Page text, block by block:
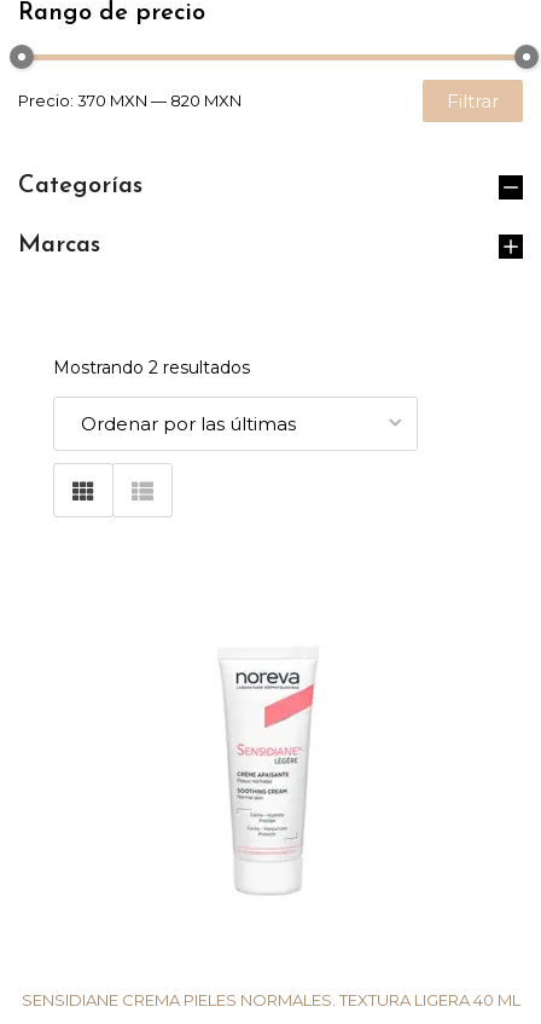
Rango de precio
Filtrar
Precio: 370 MXN — 820 MXN
Categorías
Marcas
Mostrando 2 resultados
SENSIDIANE CREMA PIELES NORMALES. TEXTURA LIGERA 40 ML